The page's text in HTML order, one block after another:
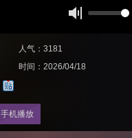
人气：3181
时间：2026/04/18
手机播放